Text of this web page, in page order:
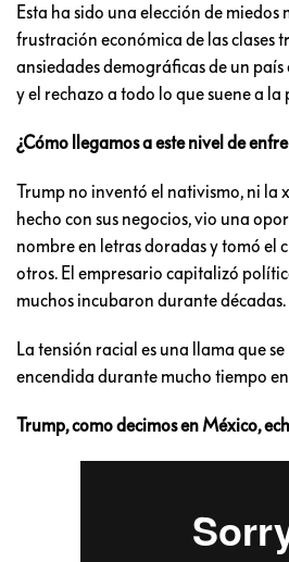
Esta ha sido una elección de miedos
frustración económica de las clases
ansiedades demográficas de un
y el rechazo a todo lo que suene a la
¿Cómo llegamos a este nivel de
Trump no inventó el nativismo, ni la
hecho con sus negocios, vio una
nombre en letras doradas y tomó el
otros. El empresario capitalizó
muchos incubaron durante décadas.
La tensión racial es una llama que
encendida durante mucho tiempo
Trump, como decimos en México,